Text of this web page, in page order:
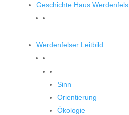
Geschichte Haus Werdenfels
Werdenfelser Leitbild
Sinn
Orientierung
Ökologie